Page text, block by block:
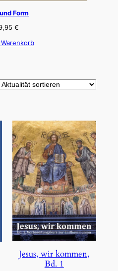
Form
€
Jesus, wir kommen,
Bd. 1